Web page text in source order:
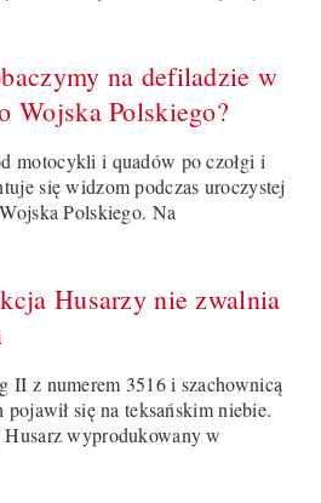
na defiladzie w
Wojska Polskiego?
motocykli i quadów po czołgi i
się widzom podczas uroczystej
Polskiego. Na
Husarzy nie zwalnia
II z numerem 3516 i szachownicą
się na teksańskim niebie.
Husarz wyprodukowany w